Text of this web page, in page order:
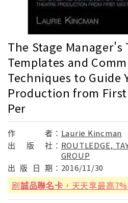
The Stage Manager's
Templates and
Techniques to Guide
Production from
Per
作 者： Laurie Kincman
出
版 社： ROUTLEDGE,
GROUP
出 版 日 期： 2016/11/30
刷誠品聯名卡 ，天天享最高